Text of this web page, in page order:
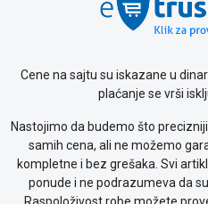
Cene na sajtu su iskazane u
plaćanje se vrši
Nastojimo da budemo što
samih cena, ali ne možemo
kompletne i bez grešaka. Svi
ponude i ne podrazumeva da
Raspoloživost robe možete